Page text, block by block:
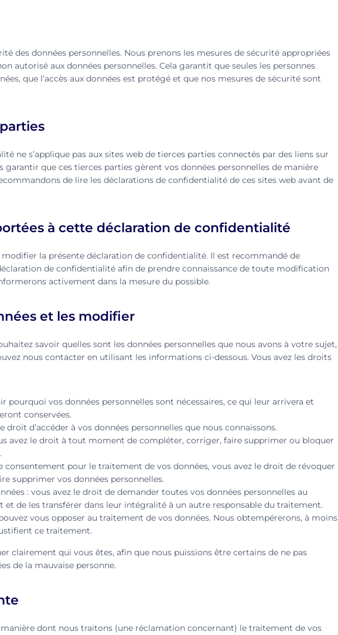
des données personnelles. Nous prenons les mesures de sécurité appropriées
autorisé aux données personnelles. Cela garantit que seules les personnes
que l’accès aux données est protégé et que nos mesures de sécurité sont
ne s’applique pas aux sites web de tierces parties connectés par des liens sur
garantir que ces tierces parties gèrent vos données personnelles de manière
de lire les déclarations de confidentialité de ces sites web avant de
à cette déclaration de confidentialité
la présente déclaration de confidentialité. Il est recommandé de
de confidentialité afin de prendre connaissance de toute modification
activement dans la mesure du possible.
et les modifier
savoir quelles sont les données personnelles que nous avons à votre sujet,
nous contacter en utilisant les informations ci-dessous. Vous avez les droits
pourquoi vos données personnelles sont nécessaires, ce qui leur arrivera et
conservées.
droit d’accéder à vos données personnelles que nous connaissons.
avez le droit à tout moment de compléter, corriger, faire supprimer ou bloquer
consentement pour le traitement de vos données, vous avez le droit de révoquer
supprimer vos données personnelles.
: vous avez le droit de demander toutes vos données personnelles au
et de les transférer dans leur intégralité à un autre responsable du traitement.
vous opposer au traitement de vos données. Nous obtempérerons, à moins
ce traitement.
clairement qui vous êtes, afin que nous puissions être certains de ne pas
de la mauvaise personne.
manière dont nous traitons (une réclamation concernant) le traitement de vos